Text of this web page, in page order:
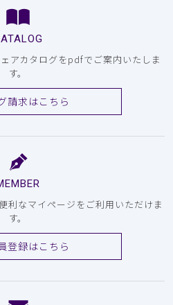
アカタログをpdfでご案内いたしま
す。
請求はこちら
利なマイページをご利用いただけま
す。
登録はこちら